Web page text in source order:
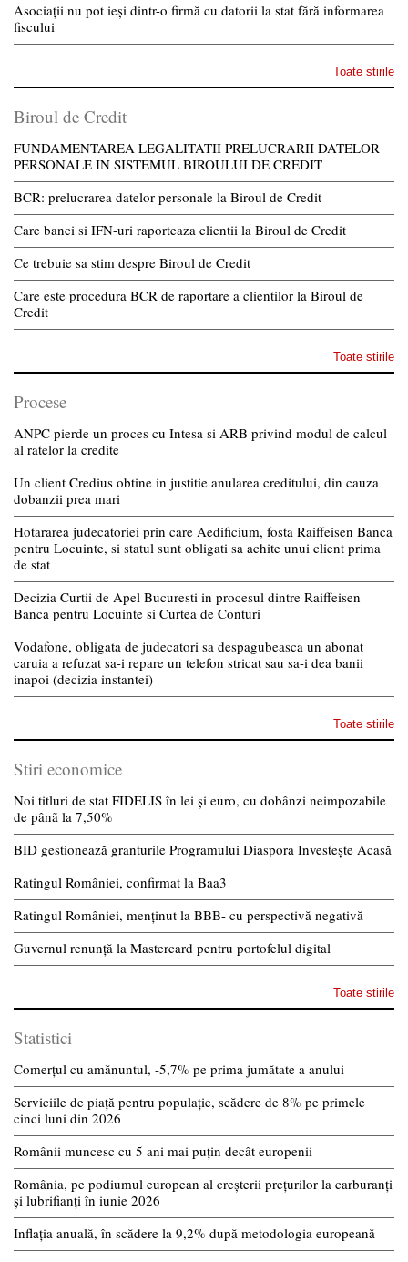
Asociații nu pot ieși dintr-o firmă cu datorii la stat fără informarea
fiscului
Toate stirile
Biroul de Credit
FUNDAMENTAREA LEGALITATII PRELUCRARII DATELOR
PERSONALE IN SISTEMUL BIROULUI DE CREDIT
BCR: prelucrarea datelor personale la Biroul de Credit
Care banci si IFN-uri raporteaza clientii la Biroul de Credit
Ce trebuie sa stim despre Biroul de Credit
Care este procedura BCR de raportare a clientilor la Biroul de
Credit
Toate stirile
Procese
ANPC pierde un proces cu Intesa si ARB privind modul de calcul
al ratelor la credite
Un client Credius obtine in justitie anularea creditului, din cauza
dobanzii prea mari
Hotararea judecatoriei prin care Aedificium, fosta Raiffeisen Banca
pentru Locuinte, si statul sunt obligati sa achite unui client prima
de stat
Decizia Curtii de Apel Bucuresti in procesul dintre Raiffeisen
Banca pentru Locuinte si Curtea de Conturi
Vodafone, obligata de judecatori sa despagubeasca un abonat
caruia a refuzat sa-i repare un telefon stricat sau sa-i dea banii
inapoi (decizia instantei)
Toate stirile
Stiri economice
Noi titluri de stat FIDELIS în lei și euro, cu dobânzi neimpozabile
de pânã la 7,50%
BID gestionează granturile Programului Diaspora Investește Acasă
Ratingul României, confirmat la Baa3
Ratingul României, menținut la BBB- cu perspectivă negativă
Guvernul renunță la Mastercard pentru portofelul digital
Toate stirile
Statistici
Comerțul cu amănuntul, -5,7% pe prima jumătate a anului
Serviciile de piață pentru populație, scădere de 8% pe primele
cinci luni din 2026
Românii muncesc cu 5 ani mai puțin decât europenii
România, pe podiumul european al creșterii prețurilor la carburanți
și lubrifianți în iunie 2026
Inflația anuală, în scădere la 9,2% după metodologia europeană